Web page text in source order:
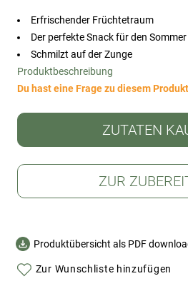
Erfrischender Früchtetraum
Der perfekte Snack für den Sommer
Schmilzt auf der Zunge
Produktbeschreibung
Du hast eine Frage zu diesem
ZUTATEN
ZUR
Produktübersicht als PDF
Zur Wunschliste hinzufügen